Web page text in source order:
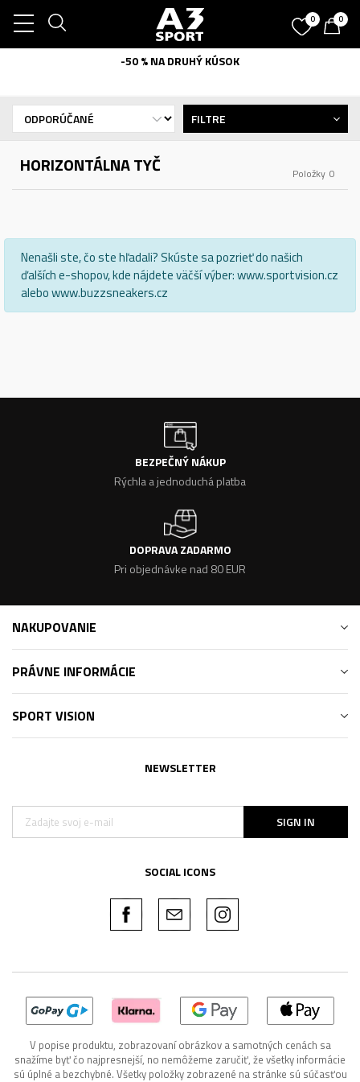
0 0
-50 % NA DRUHÝ KÚSOK
HORIZONTÁLNA TYČ 0
Položky
FILTRE
Nenašli ste, čo ste hľadali? Skúste sa pozrieť do našich
ďalších e-shopov, kde nájdete väčší výber: www.sportvision.cz
alebo www.buzzsneakers.cz
BEZPEČNÝ NÁKUP
Rýchla a jednoduchá platba
DOPRAVA ZADARMO
Pri objednávke nad 80 EUR
NAKUPOVANIE
PRÁVNE INFORMÁCIE
SPORT VISION
NEWSLETTER
SIGN IN
SOCIAL ICONS
V popise produktu, zobrazovaní obrázkov a samotných cenách sa
snažíme byť čo najpresnejší, no nemôžeme zaručiť, že všetky informácie
sú úplné a bezchybné. Všetky položky zobrazené na stránke sú súčasťou